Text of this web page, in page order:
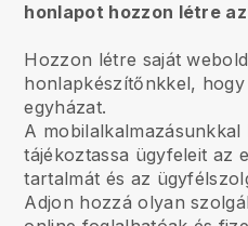
honlapot hozzon létre
Hozzon létre saját
honlapkészítőnkkel,
egyházat.
A mobilalkalmazásunkkal
tájékoztassa ügyfeleit az
tartalmát és az
Adjon hozzá olyan